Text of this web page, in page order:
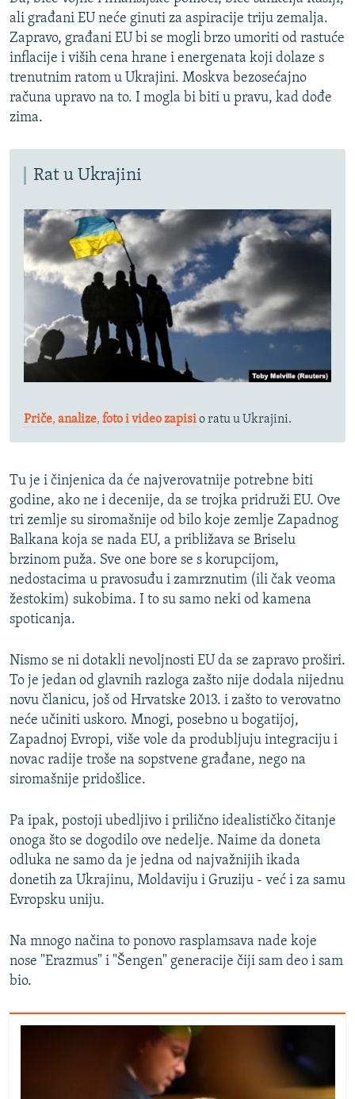
ali građani EU neće ginuti za aspiracije triju zemalja.
Zapravo, građani EU bi se mogli brzo umoriti od rastuće
inflacije i viših cena hrane i energenata koji dolaze s
trenutnim ratom u Ukrajini. Moskva bezosećajno
računa upravo na to. I mogla bi biti u pravu, kad dođe
zima.
Rat u Ukrajini
Priče, analize, foto i video zapisio ratu u Ukrajini.
Tu je i činjenica da će najverovatnije potrebne biti
godine, ako ne i decenije, da se trojka pridruži EU. Ove
tri zemlje su siromašnije od bilo koje zemlje Zapadnog
Balkana koja se nada EU, a približava se Briselu
brzinom puža. Sve one bore se s korupcijom,
nedostacima u pravosuđu i zamrznutim (ili čak veoma
žestokim) sukobima. I to su samo neki od kamena
spoticanja.
Nismo se ni dotakli nevoljnosti EU da se zapravo proširi.
To je jedan od glavnih razloga zašto nije dodala nijednu
novu članicu, još od Hrvatske 2013. i zašto to verovatno
neće učiniti uskoro. Mnogi, posebno u bogatijoj,
Zapadnoj Evropi, više vole da produbljuju integraciju i
novac radije troše na sopstvene građane, nego na
siromašnije pridošlice.
Pa ipak, postoji ubedljivo i prilično idealističko čitanje
onoga što se dogodilo ove nedelje. Naime da doneta
odluka ne samo da je jedna od najvažnijih ikada
donetih za Ukrajinu, Moldaviju i Gruziju - već i za samu
Evropsku uniju.
Na mnogo načina to ponovo rasplamsava nade koje
nose "Erazmus" i "Šengen" generacije čiji sam deo i sam
bio.